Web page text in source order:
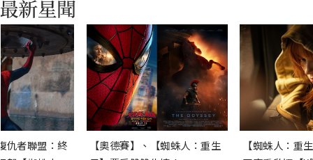
仇者聯盟：終
【奧德賽】、【蜘蛛人：重生
【蜘蛛人：重